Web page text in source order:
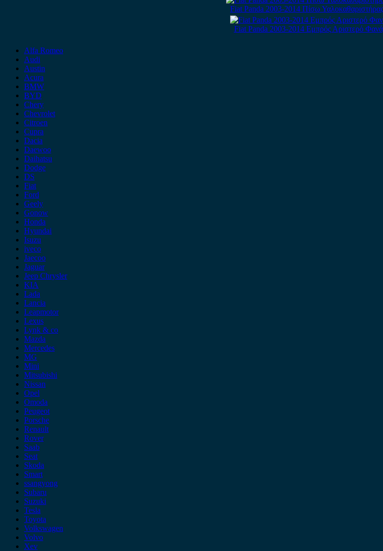
Fiat Panda 2003-2014 Πίσω
Fiat Panda 2003-2014 Εμπρός Αριστερό
Alfa Romeo
Audi
Austin
Acura
BMW
BYD
Chery
Chevrolet
Citroen
Cupra
Dacia
Daewoo
Daihatsu
Dodge
DS
Fiat
Ford
Geely
Gonow
Honda
Hyundai
Isuzu
iveco
Jaecoo
Jaguar
Jeep Chrysler
KIA
Lada
Lancia
Leapmotor
Lexus
Lynk & co
Mazda
Mercedes
MG
Mini
Mitsubishi
Nissan
Opel
Omoda
Peugeot
Porsche
Renault
Rover
Saab
Seat
Skoda
Smart
ssangyong
Subaru
Suzuki
Tesla
Toyota
Volkswagen
Volvo
Xev